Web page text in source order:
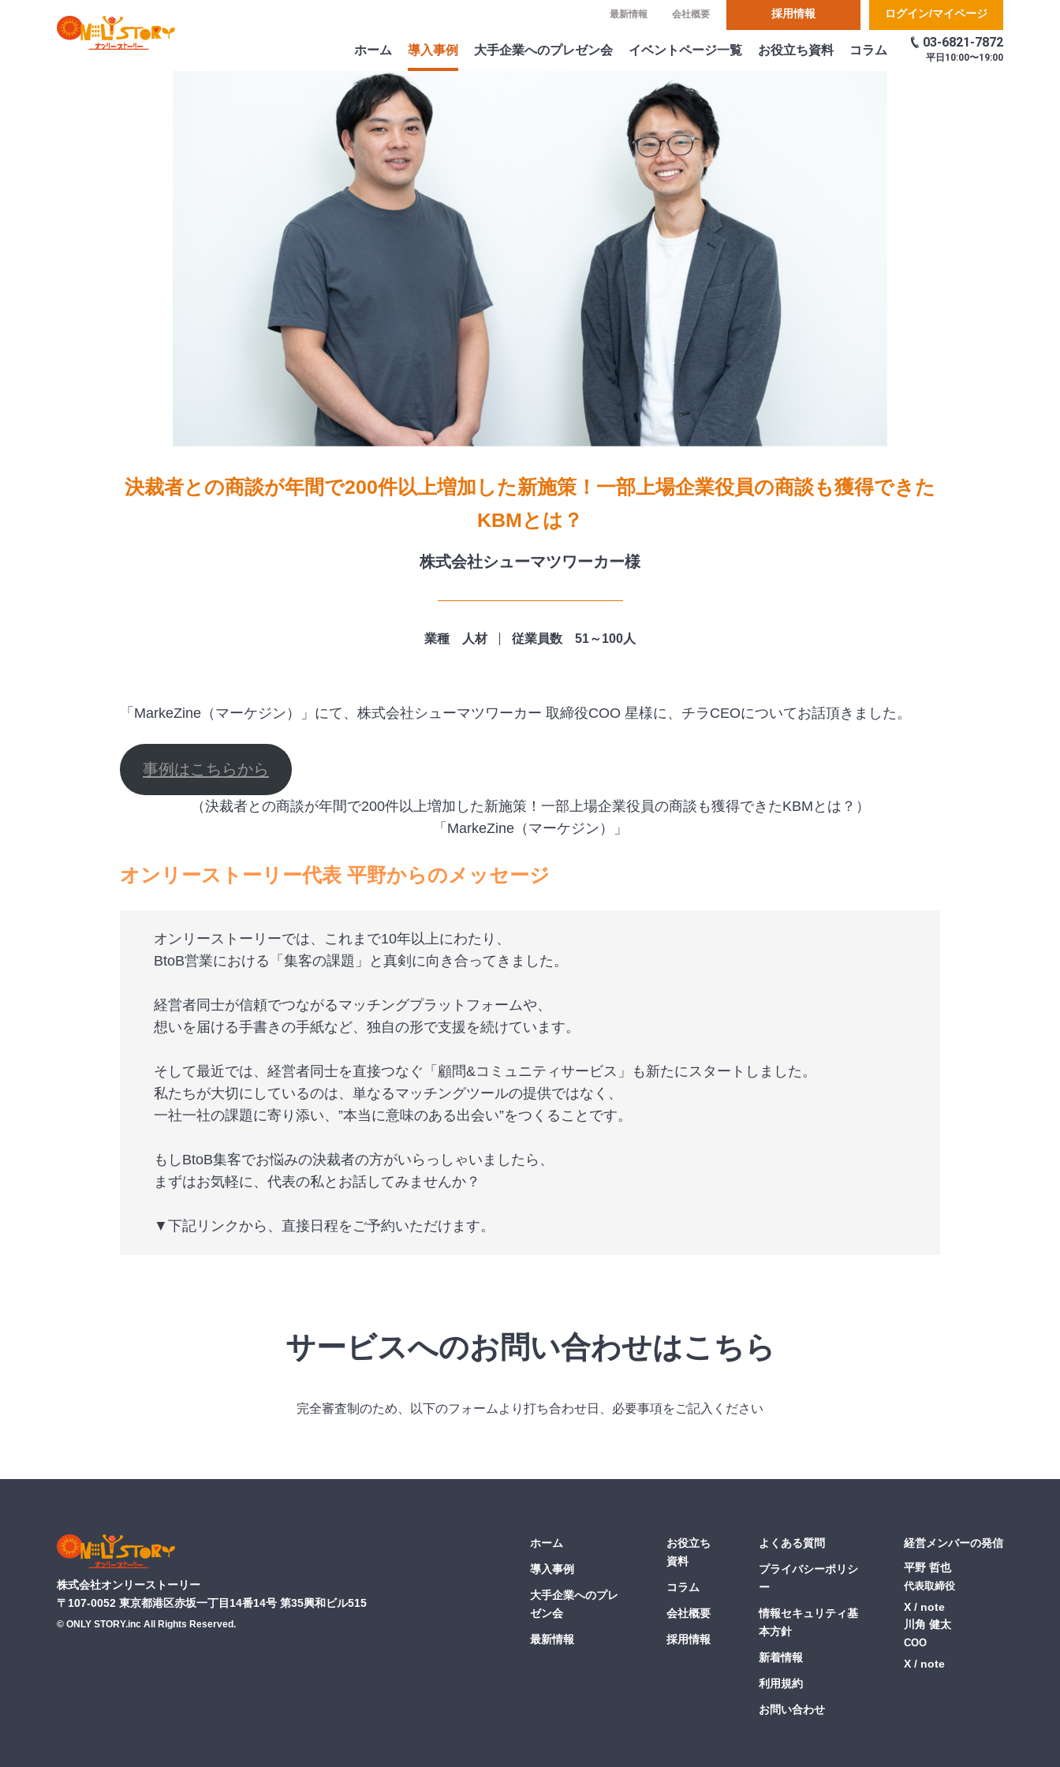
最新情報 会社概要 採用情報 ログイン/マイページ
03-6821-7872
平日 10:00〜19:00
ホーム 導入事例 大手企業へのプレゼン会 イベントページ一覧 お役立ち資料 コラム
決裁者との商談が年間で200件以上増加した新施策！一部上場企業役員の商談も獲得できた
KBMとは？
株式会社シューマツワーカー様
業種 人材 従業員数 51～100人
「MarkeZine（マーケジン）」にて、株式会社シューマツワーカー 取締役COO 星様に、チラCEOについてお話頂きました。
事例はこちらから
（決裁者との商談が年間で200件以上増加した新施策！一部上場企業役員の商談も獲得できたKBMとは？）
「MarkeZine（マーケジン）」
オンリーストーリー代表 平野からのメッセージ
オンリーストーリーでは、これまで10年以上にわたり、
BtoB営業における「集客の課題」と真剣に向き合ってきました。
経営者同士が信頼でつながるマッチングプラットフォームや、
想いを届ける手書きの手紙など、独自の形で支援を続けています。
そして最近では、経営者同士を直接つなぐ「顧問&コミュニティサービス」も新たにスタートしました。
私たちが大切にしているのは、単なるマッチングツールの提供ではなく、
一社一社の課題に寄り添い、”本当に意味のある出会い”をつくることです。
もしBtoB集客でお悩みの決裁者の方がいらっしゃいましたら、
まずはお気軽に、代表の私とお話してみませんか？
▼下記リンクから、直接日程をご予約いただけます。
サービスへのお問い合わせはこちら
完全審査制のため、以下のフォームより打ち合わせ日、必要事項をご記入ください
ホーム
導入事例
大手企業へのプレ
ゼン会
最新情報
お役立ち
資料
コラム
会社概要
採用情報
よくある質問
プライバシーポリシ
ー
情報セキュリティ基
本方針
新着情報
利用規約
お問い合わせ
経営メンバーの発信
平野 哲也
代表取締役
X
note
川角 健太
COO
X note
株式会社オンリーストーリー
〒107-0052 東京都港区赤坂一丁目14番14号 第35興和ビル515
© ONLY STORY.inc All Rights Reserved.